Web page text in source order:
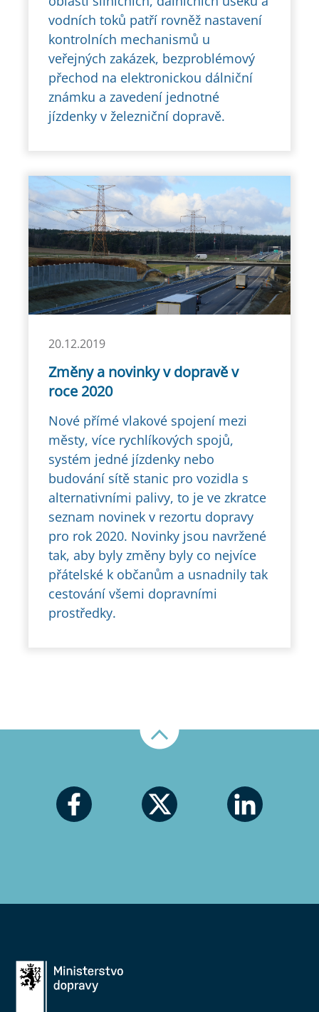
vodních toků patří rovněž nastavení
kontrolních mechanismů u
veřejných zakázek, bezproblémový
přechod na elektronickou dálniční
známku a zavedení jednotné
jízdenky v železniční dopravě.
20.12.2019
Změny a novinky v dopravě v
roce 2020
Nové přímé vlakové spojení mezi
městy, více rychlíkových spojů,
systém jedné jízdenky nebo
budování sítě stanic pro vozidla s
alternativními palivy, to je ve zkratce
seznam novinek v rezortu dopravy
pro rok 2020. Novinky jsou navržené
tak, aby byly změny byly co nejvíce
přátelské k občanům a usnadnily tak
cestování všemi dopravními
prostředky.